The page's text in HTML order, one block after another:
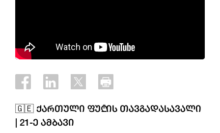
🇬🇪 ᲥᲐᲠᲗᲣᲚᲘ ᲤᲣ₾ᲘᲡ ᲗᲐᲕᲒᲐᲓᲐᲡᲐᲕᲐᲚᲘ
| 21-Ე ᲐᲛᲑᲐᲕᲘ